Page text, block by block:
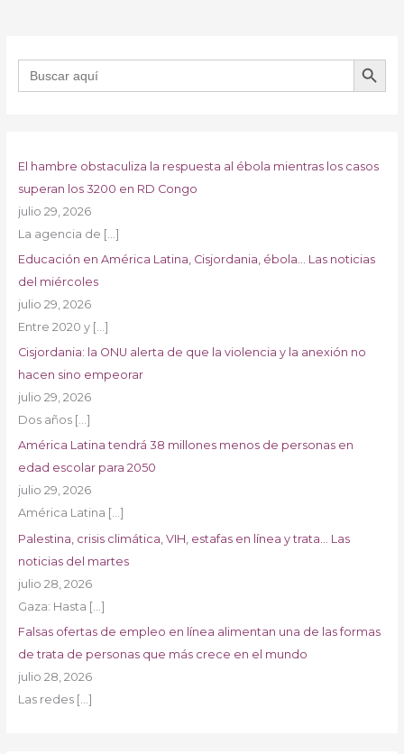
Buscar: BOTÓN DE
El hambre obstaculiza la respuesta al ébola mientras los casos
superan los 3200 en RD Congo
julio 29, 2026
La agencia de […]
Educación en América Latina, Cisjordania, ébola… Las noticias
del miércoles
julio 29, 2026
Entre 2020 y […]
Cisjordania: la ONU alerta de que la violencia y la anexión no
hacen sino empeorar
julio 29, 2026
Dos años […]
América Latina tendrá 38 millones menos de personas en
edad escolar para 2050
julio 29, 2026
América Latina […]
Palestina, crisis climática, VIH, estafas en línea y trata… Las
noticias del martes
julio 28, 2026
Gaza: Hasta […]
Falsas ofertas de empleo en línea alimentan una de las formas
de trata de personas que más crece en el mundo
julio 28, 2026
Las redes […]